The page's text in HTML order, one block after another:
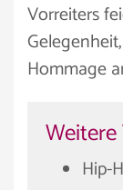
Vorreiters
Hommage
Hip-